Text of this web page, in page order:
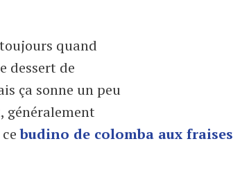
quand
dessert de
ça sonne un peu
généralement
cebudino de colomba aux fraises